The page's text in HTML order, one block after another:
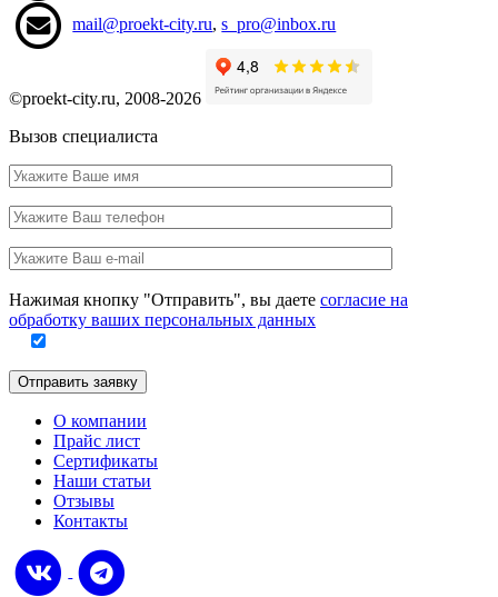
mail@proekt-city.ru,s_pro@inbox.ru
©proekt-city.ru, 2008-2026
Вызов специалиста
Ваше
имя
Ваш
телефон
Ваш
e-
mail
это
поле
Нажимая кнопку "Отправить", вы даете согласие на
обработку ваших персональных данных
Отправить заявку
О компании
Прайс лист
Сертификаты
Наши статьи
Отзывы
Контакты